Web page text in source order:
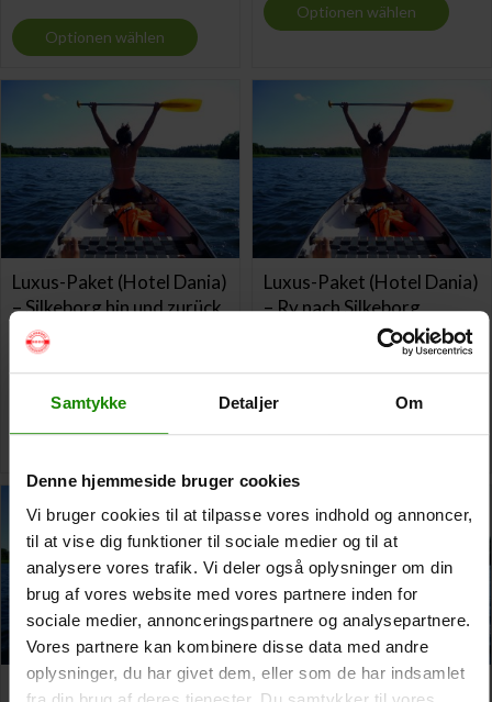
Samtykke Detaljer Om
Denne hjemmeside bruger cookies
Vi bruger cookies til at tilpasse vores indhold og annoncer,
til at vise dig funktioner til sociale medier og til at
analysere vores trafik. Vi deler også oplysninger om din
brug af vores website med vores partnere inden for
sociale medier, annonceringspartnere og analysepartnere.
Vores partnere kan kombinere disse data med andre
oplysninger, du har givet dem, eller som de har indsamlet
Optionen wählen
Optionen wählen
Luxus-Paket (Hotel Dania)
– Silkeborg hin und zurück
1 Tag Reise
Optionen wählen
Luxus-Paket (Hotel Dania)
– Ry nach Silkeborg
Luxuspaket (Svostrup
Luxus-Paket (Kongensbro